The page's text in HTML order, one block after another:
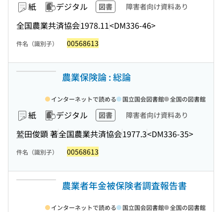
紙 デジタル 図書 障害者向け資料あり
全国農業共済協会1978.11<DM336-46>
件名（識別子） 00568613
農業保険論 : 総論
紙 デジタル 図書 障害者向け資料あり
鷲田俊顕 著全国農業共済協会1977.3<DM336-35>
インターネットで読める 国立国会図書館 全国の図書館
件名（識別子） 00568613
農業者年金被保険者調査報告書
インターネットで読める 国立国会図書館 全国の図書館